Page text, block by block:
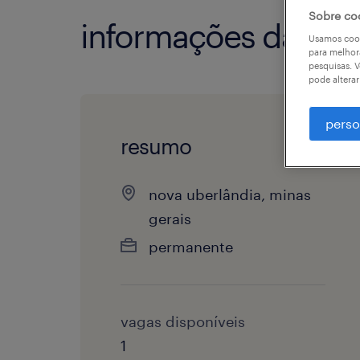
informações da
resumo
nova uberlândia, minas
gerais
permanente
vagas disponíveis
1
Sobre
Usamos
para
pesquisas.
pode